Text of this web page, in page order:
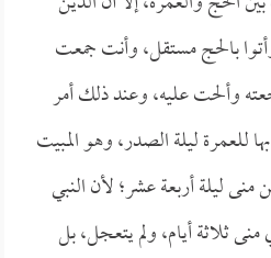
وأتوا بالحج مستقل، وأنت جمعت
وألحت عليه، وعند ذلك أمر
للعمرة ليلة الصدر، وهو المبيت
ليلة أربعة عشر؛ لأن النبي
ثلاثة أيام، ولم يتعجل، بل